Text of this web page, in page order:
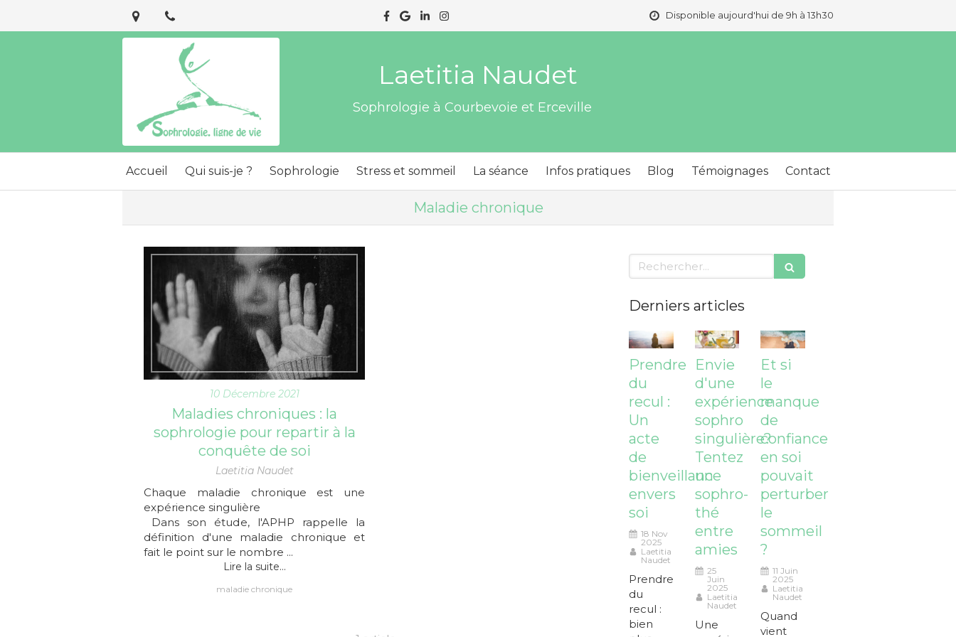
Disponible aujourd'hui de 9h à 13h30
Laetitia Naudet
Sophrologie à Courbevoie et Erceville
Accueil Qui suis-je ? Sophrologie Stress et sommeil La séance Infos pratiques Blog Témoignages Contact
Maladie chronique
10 Décembre 2021
Maladies chroniques : la
sophrologie pour repartir à la
conquête de soi
Laetitia Naudet
Chaque maladie chronique est une
expérience singulière
Dans son étude, l'APHP rappelle la
définition d'une maladie chronique et
fait le point sur le nombre ...
Lire la suite...
maladie chronique
Rechercher
Derniers articles
Prendre
du
recul :
Un
acte
de
bienveillance
envers
soi
18 Nov
2025
Laetitia
Naudet
Prendre
du
recul :
bien
Envie
d'une
expérience
sophro
singulière?
Tentez
un
sophro-
thé
entre
amies
25
Juin
2025
Laetitia
Naudet
Une
Et si
le
manque
de
confiance
en soi
pouvait
perturber
le
sommeil
?
11 Juin
2025
Laetitia
Naudet
Quand
vient